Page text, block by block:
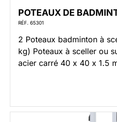
POTEAUX DE
RÉF. 65301
2 Poteaux badminton à
kg) Poteaux à sceller ou
acier carré 40 x 40 x 1.5